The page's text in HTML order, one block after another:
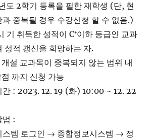
2학기 등록을 필한 재학생 (단, 현
과 중복될 경우 수강신청 할 수 없음.)
기 취득한 성적이 C⁺이하 등급인 교과
성적 갱신을 희망하는 자.
설 교과목이 중복되지 않는 범위 내
까지 신청 가능
간 : 2023. 12. 19 (화) 10:00 ~ 12. 22
법 :
스템 로그인 → 종합정보시스템 → 정